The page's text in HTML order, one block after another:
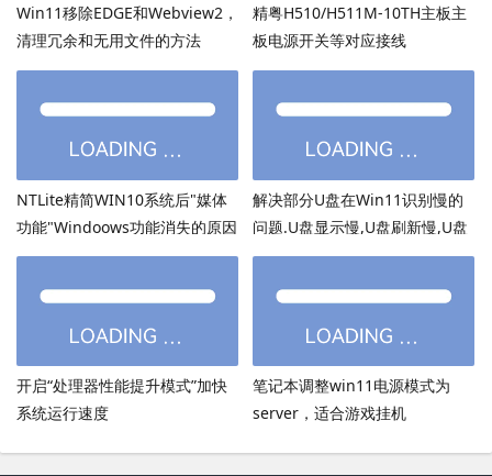
Win11移除EDGE和Webview2，
清理冗余和无用文件的方法
精粤H510/H511M-10TH主板主
板电源开关等对应接线
NTLite精简WIN10系统后"媒体
功能"Windoows功能消失的原因
解决部分U盘在Win11识别慢的
问题.U盘显示慢,U盘刷新慢,U盘
加载慢
开启“处理器性能提升模式”加快
系统运行速度
笔记本调整win11电源模式为
server，适合游戏挂机